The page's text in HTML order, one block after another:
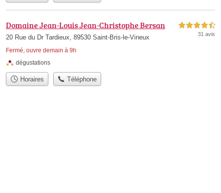
Domaine Jean-Louis Jean-Christophe Bersan
20 Rue du Dr Tardieux, 89530 Saint-Bris-le-Vineux
Fermé, ouvre demain à 9h
4,5 étoiles sur 5
31 avis
dégustations
Horaires Téléphone